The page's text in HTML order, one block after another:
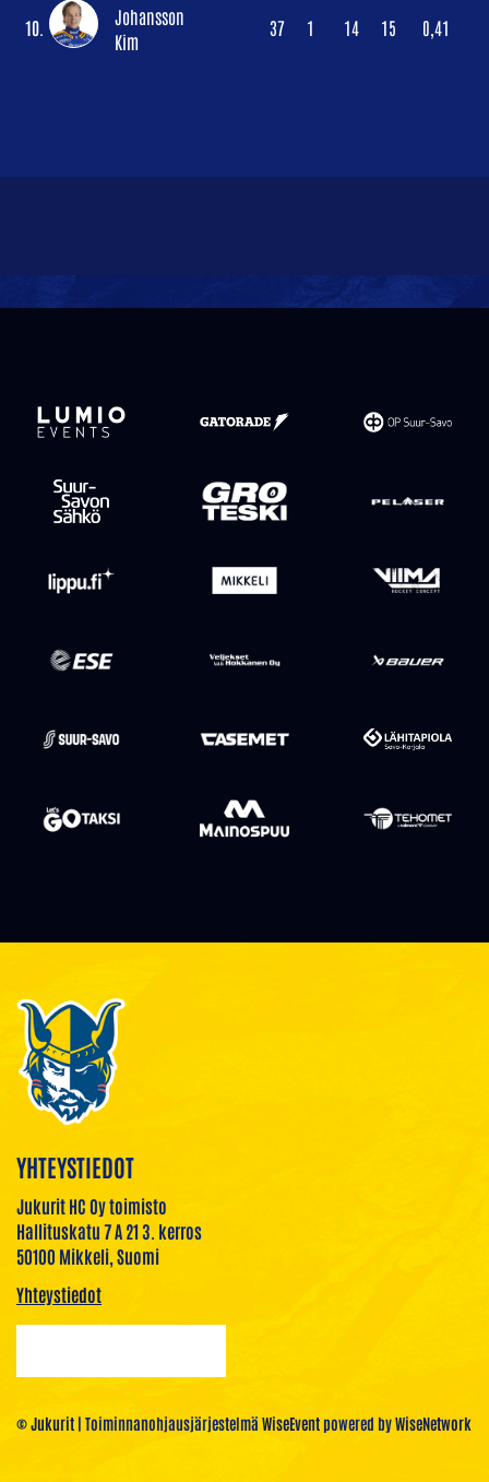
10.
Johansson
Kim
37 1 14 15 0,41
YHTEYSTIEDOT
Jukurit HC Oy toimisto
Hallituskatu 7 A 21 3. kerros
50100 Mikkeli, Suomi
Yhteystiedot
© Jukurit | Toiminnanohjausjärjestelmä WiseEventpowered byWiseNetwork